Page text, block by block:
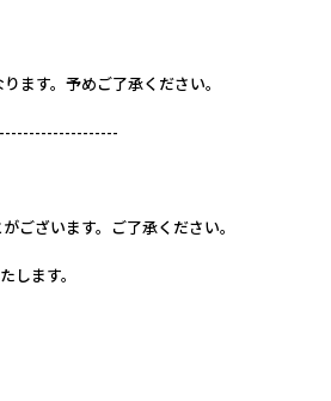
ます。予めご了承ください。
ございます。ご了承ください。
ます。